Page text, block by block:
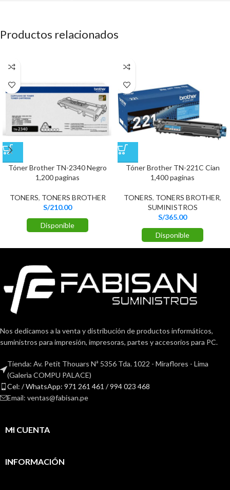
Productos relacionados
Tóner Brother TN-2340 Negro
1,200 paginas
TONERS, TONERS BROTHER
S/210.00
Disponible
Tóner Brother TN-221C Cian
1,400 paginas
TONERS, TONERS BROTHER,
SUMINISTROS
S/365.00
Disponible
Nos dedicamos a la venta y distribución de productos informáticos,
suministros para impresión, impresoras, partes y accesorios para PC.
Tienda: Av. Petit Thouars Nª 5356 Tda. 1022 - Miraflores - Lima
(Galerìa COMPU PALACE)
Cel: / WhatsApp: 971 261 461 / 994 023 468
Email: ventas@fabisan.pe
MI CUENTA
INFORMACIÓN